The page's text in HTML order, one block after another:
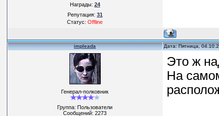
Награды:24
Репутация:31
Статус:Offline
impleada Дата: Пятница,
Генерал-полковник
Группа: Пользователи
Сообщений:2273
Это ж
На